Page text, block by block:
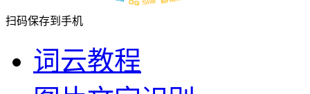
扫码保存到手机
词云教程